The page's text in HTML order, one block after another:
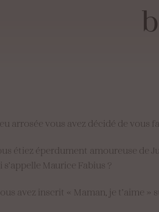
arrosée vous avez décidé de
étiez éperdument amoureuse de
Maurice Fabius ?
avez inscrit « Maman, je t’aime »